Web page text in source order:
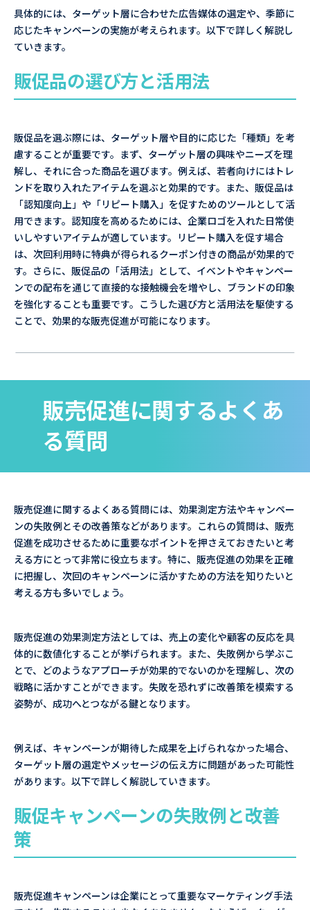
具体的には、ターゲット層に合わせた広告媒体の選定や、季節に
応じたキャンペーンの実施が考えられます。以下で詳しく解説し
ていきます。
販促品の選び方と活用法
販促品を選ぶ際には、ターゲット層や目的に応じた「種類」を考
慮することが重要です。まず、ターゲット層の興味やニーズを理
解し、それに合った商品を選びます。例えば、若者向けにはトレ
ンドを取り入れたアイテムを選ぶと効果的です。また、販促品は
「認知度向上」や「リピート購入」を促すためのツールとして活
用できます。認知度を高めるためには、企業ロゴを入れた日常使
いしやすいアイテムが適しています。リピート購入を促す場合
は、次回利用時に特典が得られるクーポン付きの商品が効果的で
す。さらに、販促品の「活用法」として、イベントやキャンペー
ンでの配布を通じて直接的な接触機会を増やし、ブランドの印象
を強化することも重要です。こうした選び方と活用法を駆使する
ことで、効果的な販売促進が可能になります。
販売促進に関するよくあ
る質問
販売促進に関するよくある質問には、効果測定方法やキャンペー
ンの失敗例とその改善策などがあります。これらの質問は、販売
促進を成功させるために重要なポイントを押さえておきたいと考
える方にとって非常に役立ちます。特に、販売促進の効果を正確
に把握し、次回のキャンペーンに活かすための方法を知りたいと
考える方も多いでしょう。
販売促進の効果測定方法としては、売上の変化や顧客の反応を具
体的に数値化することが挙げられます。また、失敗例から学ぶこ
とで、どのようなアプローチが効果的でないのかを理解し、次の
戦略に活かすことができます。失敗を恐れずに改善策を模索する
姿勢が、成功へとつながる鍵となります。
例えば、キャンペーンが期待した成果を上げられなかった場合、
ターゲット層の選定やメッセージの伝え方に問題があった可能性
があります。以下で詳しく解説していきます。
販促キャンペーンの失敗例と改善
策
販売促進キャンペーンは企業にとって重要なマーケティング手法